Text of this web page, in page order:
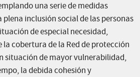
una serie de medidas
inclusión social de las personas
de especial necesidad,
la cobertura de la Red de protección
situación de mayor vulnerabilidad,
la debida cohesión y